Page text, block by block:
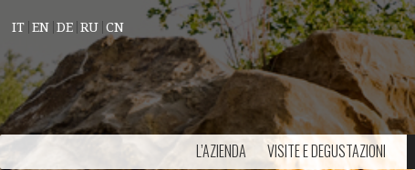
IT EN DE RU CN
L’AZIENDA VISITE E DEGUSTAZIONI